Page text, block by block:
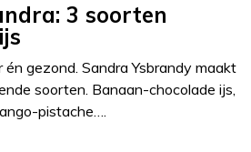
3 soorten
én gezond. Sandra Ysbrandy maakt
soorten. Banaan-chocolade ijs,
pistache….